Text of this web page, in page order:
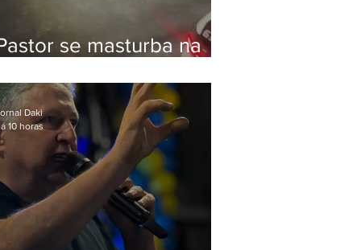
se masturba na
na Zona Oeste
Daki
10 horas